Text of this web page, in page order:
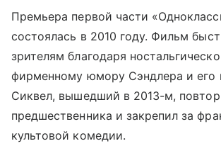
Премьера первой части
состоялась в 2010 году. Фильм
зрителям благодаря
фирменному юмору Сэндлера и его
Сиквел, вышедший в 2013-м,
предшественника и закрепил за
культовой комедии.